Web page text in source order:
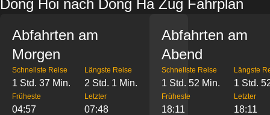
Dong Hoi nach Dong Ha Zug Fahrplan
Abfahrten am
Morgen
Schnellste Reise
1 Std. 37 Min.
Längste Reise
2 Std. 1 Min.
Früheste
04:57
Letzter
07:48
Abfahrten am
Abend
Schnellste Reise
1 Std. 52 Min.
Längste
1 Std.
Früheste
18:11
Letzter
18:11